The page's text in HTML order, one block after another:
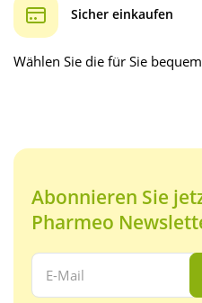
Sicher einkaufen
Wählen Sie die für Sie
Abonnieren Sie
Pharmeo
Ihre E-Mail Adresse: